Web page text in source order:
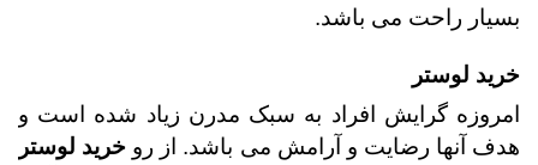
بسیار راحت می باشد.
خرید لوستر
امروزه گرایش افراد به سبک مدرن زیاد شده است و
هدف آنها رضایت و آرامش می باشد. از رو خرید لوستر